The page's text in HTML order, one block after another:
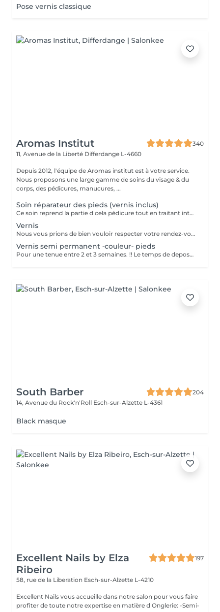
Pose vernis classique
Aromas Institut
340
11, Avenue de la Liberté Differdange L-4660
Depuis 2012, l'équipe de Aromas institut est à votre service.
Nous proposons une large gamme de soins du visage & du
corps, des pédicures, manucures, ...
Soin réparateur des pieds (vernis inclus)
Ce soin reprend la partie d cela pédicure tout en traitant intensément les pieds déshydratés grace un masque spécifique (pose vernis inclus). Pensez a ramener des chaussures ouvertes pour la pose de vernis. Nous vous prions de bien vouloir respecter votre rendez-vous. En prenant rendez-vous, vous occupez une place, dont une autre personne aurait éventuellement besoin. Tout rendez-vous non annulé 24h en avance, est susceptible d'être facturé. (Si vous ne pouvez pas vous présenter à votre RDV, proposez-le éventuellement à un proche ou à un ami) Toute l'équipe de Aromas Institut vous remercie pour votre respect et votre compréhension.
Vernis
Nous vous prions de bien vouloir respecter votre rendez-vous. En prenant rendez-vous, vous occupez une place, dont une autre personne aurait éventuellement besoin. Tout rendez-vous non annulé 24h en avance, est susceptible d'être facturé. (Si vous ne pouvez pas vous présenter à votre RDV, proposez-le éventuellement à un proche ou à un ami) Toute l'équipe de Aromas Institut vous remercie pour votre respect et votre compréhension.
Vernis semi permanent -couleur- pieds
Pour une tenue entre 2 et 3 semaines. !! Le temps de depose n'est pas compris dans ce soin, si il est nécessaire de faire une depose d'ancien semi permanent, merci de sélectionner le soin depose + pose Dans le cas contraire, nous n'aurons pas assez de temps pour tout realiser Nous vous prions de bien vouloir respecter votre rendez-vous. En prenant rendez-vous, vous occupez une place, dont une autre personne aurait éventuellement besoin. Tout rendez-vous non annulé 24h en avance, est susceptible d'être facturé. (Si vous ne pouvez pas vous présenter à votre RDV, proposez-le éventuellement à un proche ou à un ami) Toute l'équipe de Aromas Institut vous remercie pour votre respect et votre compréhension.
South Barber
204
14, Avenue du Rock'n'Roll Esch-sur-Alzette L-4361
Black masque
Excellent Nails by Elza
Ribeiro
197
58, rue de la Liberation Esch-sur-Alzette L-4210
Excellent Nails vous accueille dans notre salon pour vous faire
profiter de toute notre expertise en matière d Onglerie: -Semi-